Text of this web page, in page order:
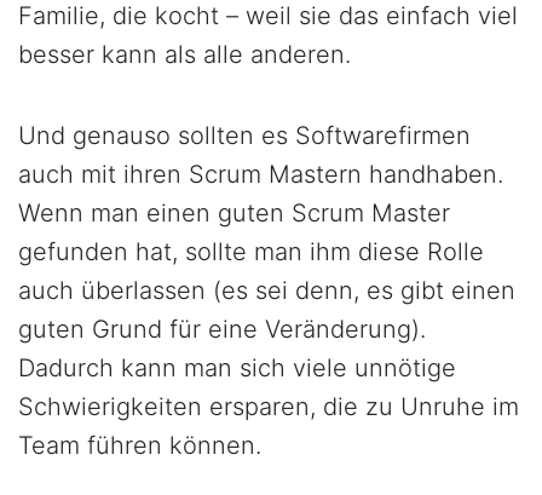
Familie, die kocht – weil sie das einfach viel
besser kann als alle anderen.
Und genauso sollten es Softwarefirmen
auch mit ihren Scrum Mastern handhaben.
Wenn man einen guten Scrum Master
gefunden hat, sollte man ihm diese Rolle
auch überlassen (es sei denn, es gibt einen
guten Grund für eine Veränderung).
Dadurch kann man sich viele unnötige
Schwierigkeiten ersparen, die zu Unruhe im
Team führen können.